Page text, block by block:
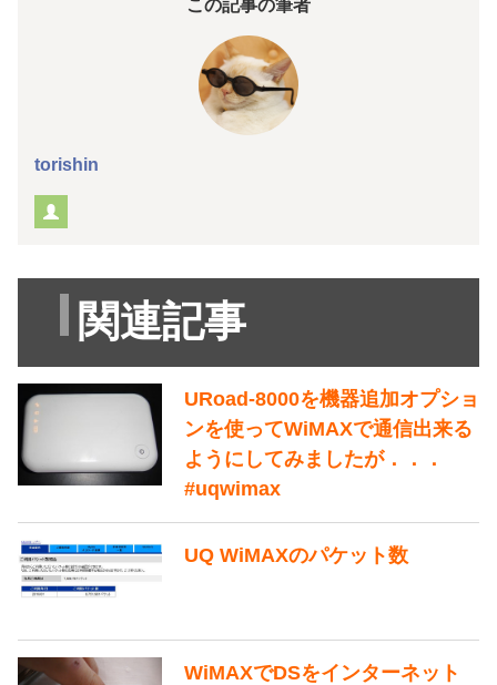
この記事の筆者
torishin
関連記事
URoad-8000を機器追加オプショ
ンを使ってWiMAXで通信出来る
ようにしてみましたが．．．
#uqwimax
UQ WiMAXのパケット数
WiMAXでDSをインターネット